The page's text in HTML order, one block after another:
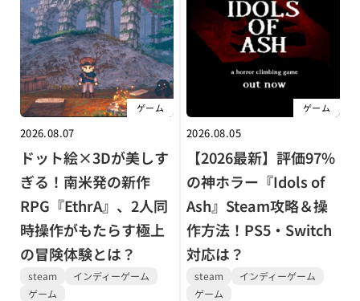
ゲーム
2026.08.07
ドット絵×3Dが美しす
ぎる！南米発の新作
RPG『EthrA』、2人同
時操作がもたらす極上
の冒険体験とは？
steam
インディーゲーム
ゲーム
ゲーム
2026.08.05
【2026最新】評価97%
の神ホラー『Idols of
Ash』Steam攻略＆操
作方法！PS5・Switch
対応は？
steam
インディーゲーム
ゲーム